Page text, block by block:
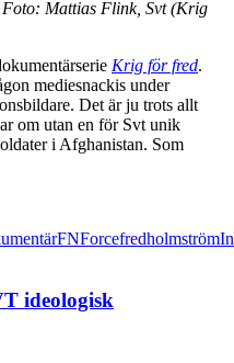
Mattias Flink, Svt (Krig
Krig för fred.
mediesnackis under
Det är ju trots allt
om utan en för Svt unik
i Afghanistan. Som
FNForcefredholmström
ideologisk